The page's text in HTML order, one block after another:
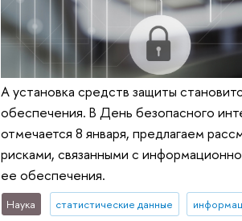
А установка средств защиты
обеспечения. В День безопасного
отмечается 8 января, предлагаем
рисками, связанными с
ее обеспечения.
Наука статистические данные